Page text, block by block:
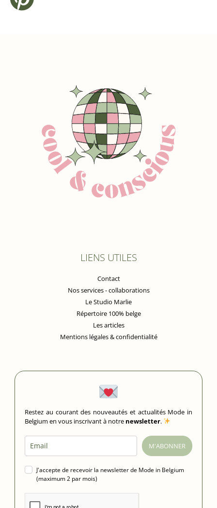
LIENS UTILES
Contact
Nos services - collaborations
Le Studio Marlie
Répertoire 100% belge
Les articles
Mentions légales & confidentialité
Restez au courant des nouveautés et actualités Mode in
Belgium en vous inscrivant à notre newsletter.
M'ABONNER
J'accepte de recevoir la newsletter de Mode in Belgium
(maximum 2 par mois)